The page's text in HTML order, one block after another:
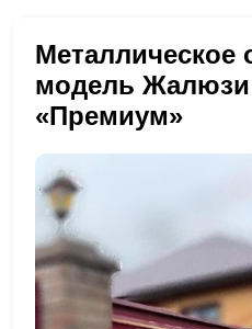
Металлическое
модель Жалюзи
«Премиум»